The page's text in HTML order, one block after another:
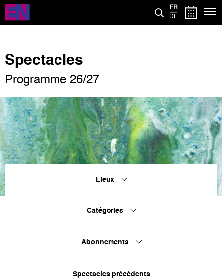
Aller
contenu
FR
DE
Spectacles
Programme 26/27
Lieux
Catégories
Abonnements
Spectacles précédents